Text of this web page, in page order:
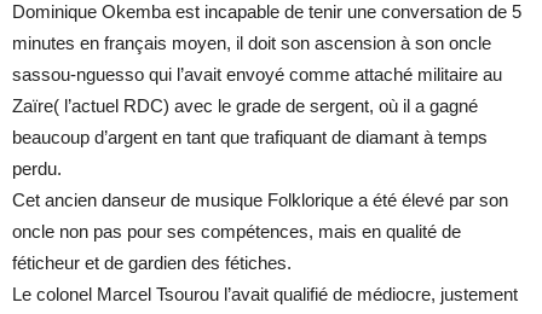
Dominique Okemba est incapable de tenir une conversation de 5
minutes en français moyen, il doit son ascension à son oncle
sassou-nguesso qui l’avait envoyé comme attaché militaire au
Zaïre( l’actuel RDC) avec le grade de sergent, où il a gagné
beaucoup d’argent en tant que trafiquant de diamant à temps
perdu.
Cet ancien danseur de musique Folklorique a été élevé par son
oncle non pas pour ses compétences, mais en qualité de
féticheur et de gardien des fétiches.
Le colonel Marcel Tsourou l’avait qualifié de médiocre, justement